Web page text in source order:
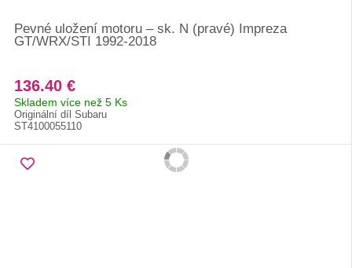
Pevné uložení motoru – sk. N (pravé) Impreza
GT/WRX/STI 1992-2018
136.40 €
Skladem více než 5 Ks
Originální díl Subaru
ST4100055110